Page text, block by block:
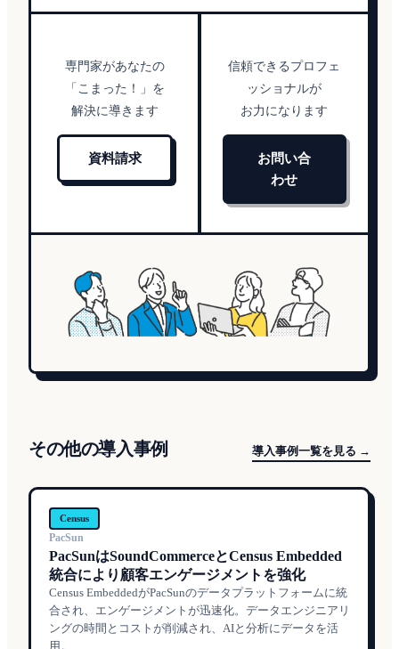
専門家があなたの
「こまった！」を
解決に導きます
資料請求
信頼できるプロフェ
ッショナルが
お力になります
お問い合
わせ
その他の導入事例 導入事例一覧を見る →
Census
PacSun
PacSunはSoundCommerceとCensus Embedded
統合により顧客エンゲージメントを強化
Census EmbeddedがPacSunのデータプラットフォームに統
合され、エンゲージメントが迅速化。データエンジニアリ
ングの時間とコストが削減され、AIと分析にデータを活
用。